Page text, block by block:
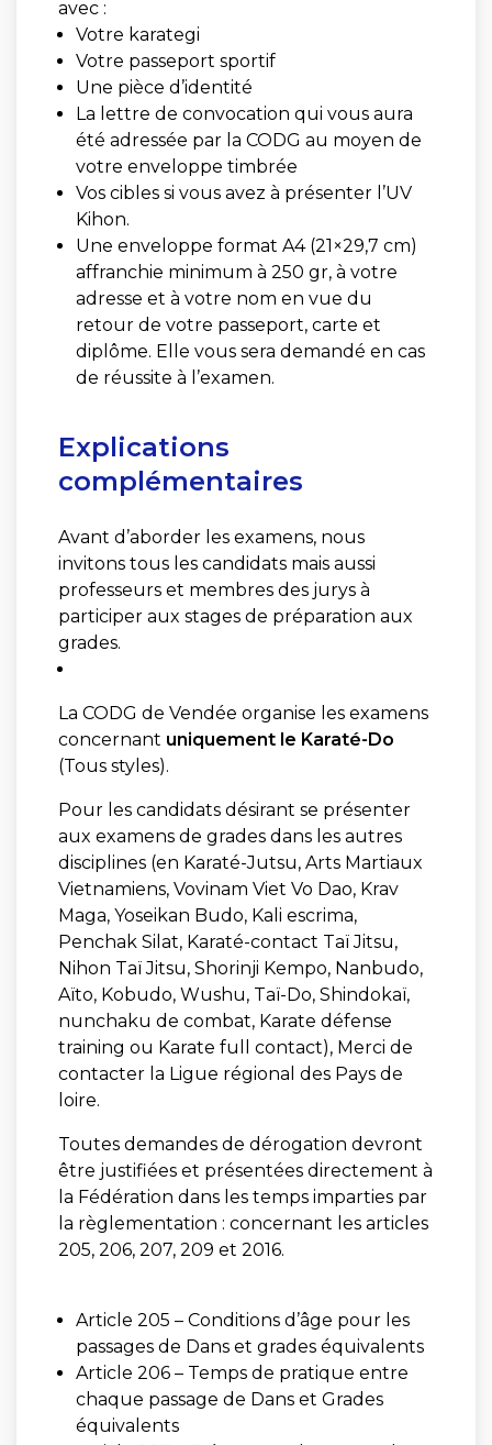
avec :
Votre karategi
Votre passeport sportif
Une pièce d’identité
La lettre de convocation qui vous aura
été adressée par la CODG au moyen de
votre enveloppe timbrée
Vos cibles si vous avez à présenter l’UV
Kihon.
Une enveloppe format A4 (21×29,7 cm)
affranchie minimum à 250 gr, à votre
adresse et à votre nom en vue du
retour de votre passeport, carte et
diplôme. Elle vous sera demandé en cas
de réussite à l’examen.
Explications
complémentaires
Avant d’aborder les examens, nous
invitons tous les candidats mais aussi
professeurs et membres des jurys à
participer aux stages de préparation aux
grades.
La CODG de Vendée organise les examens
concernant uniquement le Karaté-Do
(Tous styles).
Pour les candidats désirant se présenter
aux examens de grades dans les autres
disciplines (en Karaté-Jutsu, Arts Martiaux
Vietnamiens, Vovinam Viet Vo Dao, Krav
Maga, Yoseikan Budo, Kali escrima,
Penchak Silat, Karaté-contact Taï Jitsu,
Nihon Taï Jitsu, Shorinji Kempo, Nanbudo,
Aïto, Kobudo, Wushu, Taï-Do, Shindokaï,
nunchaku de combat, Karate défense
training ou Karate full contact), Merci de
contacter la Ligue régional des Pays de
loire.
Toutes demandes de dérogation devront
être justifiées et présentées directement à
la Fédération dans les temps imparties par
la règlementation : concernant les articles
205, 206, 207, 209 et 2016.
Article 205 – Conditions d’âge pour les
passages de Dans et grades équivalents
Article 206 – Temps de pratique entre
chaque passage de Dans et Grades
équivalents